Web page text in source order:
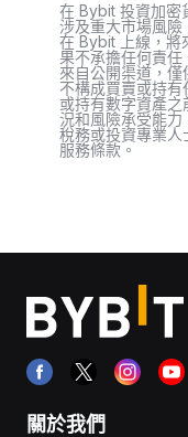
在 Bybit 投資加密
涉及重大市場風
在 Bybit 上線，將
果不承擔任何責
來自公開渠道，
不構成買賣或持
或持有數字資產
況和風險承受能力
稅務或投資專業
服務條款。
關於我們